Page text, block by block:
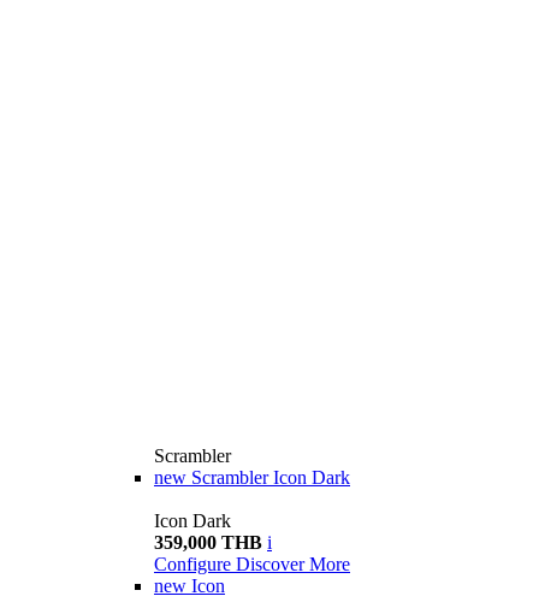
Scrambler
new Scrambler Icon Dark
Icon Dark
359,000 THB i
Configure Discover More
new Icon